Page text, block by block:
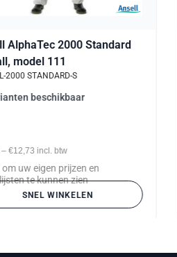
AlphaTec 2000 Standard
model 111
2000 STANDARD-S
beschikbaar
– €12,73 incl. btw
om uw eigen prijzen en
te kunnen zien
SNEL WINKELEN